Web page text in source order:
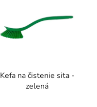
Kefa na čistenie sita -
zelená